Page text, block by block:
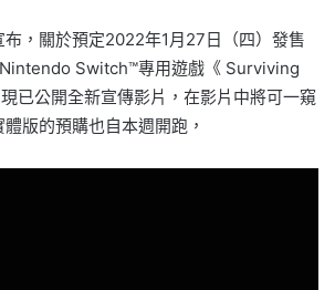
，關於預定2022年1月27日（四）發售
Switch™專用遊戲《 Surviving
已公開全新宣傳影片，在影片中將可一窺
版的預購也自本週開跑，